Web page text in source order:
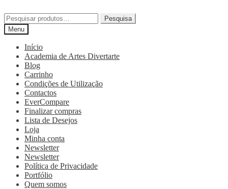
Pesquisa
Menu
Início
Academia de Artes Divertarte
Blog
Carrinho
Condições de Utilização
Contactos
EverCompare
Finalizar compras
Lista de Desejos
Loja
Minha conta
Newsletter
Newsletter
Política de Privacidade
Portfólio
Quem somos